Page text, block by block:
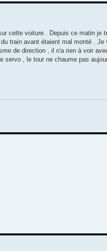
cette voiture . Depuis ce matin
train avant étaient mal monté .
de direction , il n'a rien à voir
servo , le tour ne chaume pas